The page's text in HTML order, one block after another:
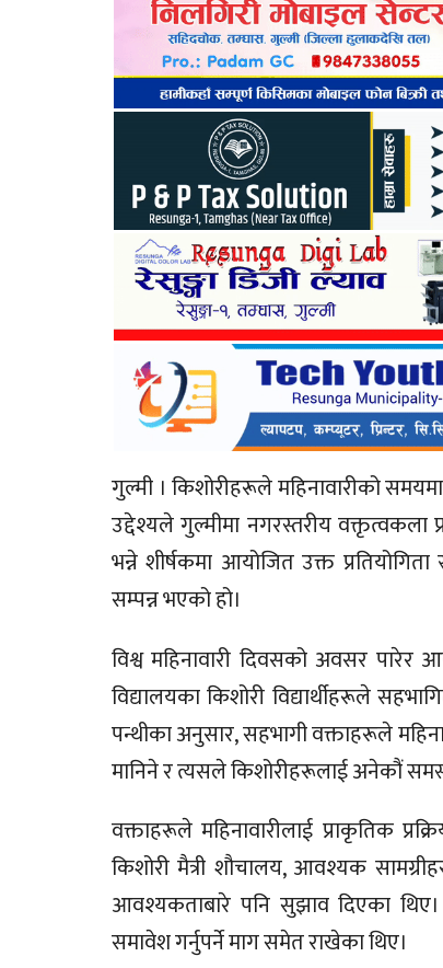
गुल्मी । किशोरीहरूले महिनावारीको
उद्देश्यले गुल्मीमा नगरस्तरीय वक्तृत्वकला
भन्ने शीर्षकमा आयोजित उक्त
सम्पन्न भएको हो।
विश्व महिनावारी दिवसको अवसर पारेर
विद्यालयका किशोरी विद्यार्थीहरूले
पन्थीका अनुसार, सहभागी वक्ताहरूले
मानिने र त्यसले किशोरीहरूलाई अनेकौं
वक्ताहरूले महिनावारीलाई प्राकृतिक
किशोरी मैत्री शौचालय, आवश्यक
आवश्यकताबारे पनि सुझाव दिएका थिए।
समावेश गर्नुपर्ने माग समेत राखेका थिए।